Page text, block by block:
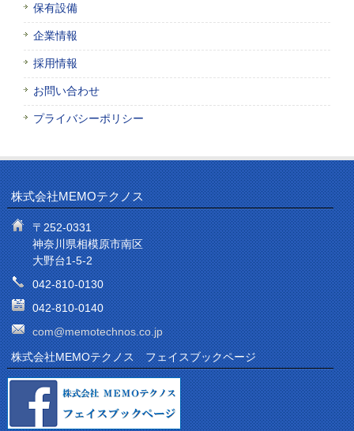
保有設備
企業情報
採用情報
お問い合わせ
プライバシーポリシー
株式会社MEMOテクノス
〒252-0331
神奈川県相模原市南区
大野台1-5-2
042-810-0130
042-810-0140
com@memotechnos.co.jp
株式会社MEMOテクノス フェイスブックページ